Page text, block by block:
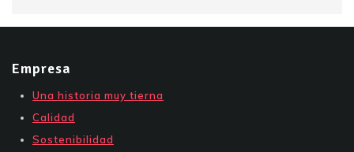
Empresa
Una historia muy tierna
Calidad
Sostenibilidad